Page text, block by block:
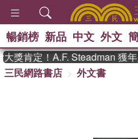
偉大
暢銷榜 新品 中文 外文
獎肯定！A.F. Steadman 獲年
三民網路書店
外文書